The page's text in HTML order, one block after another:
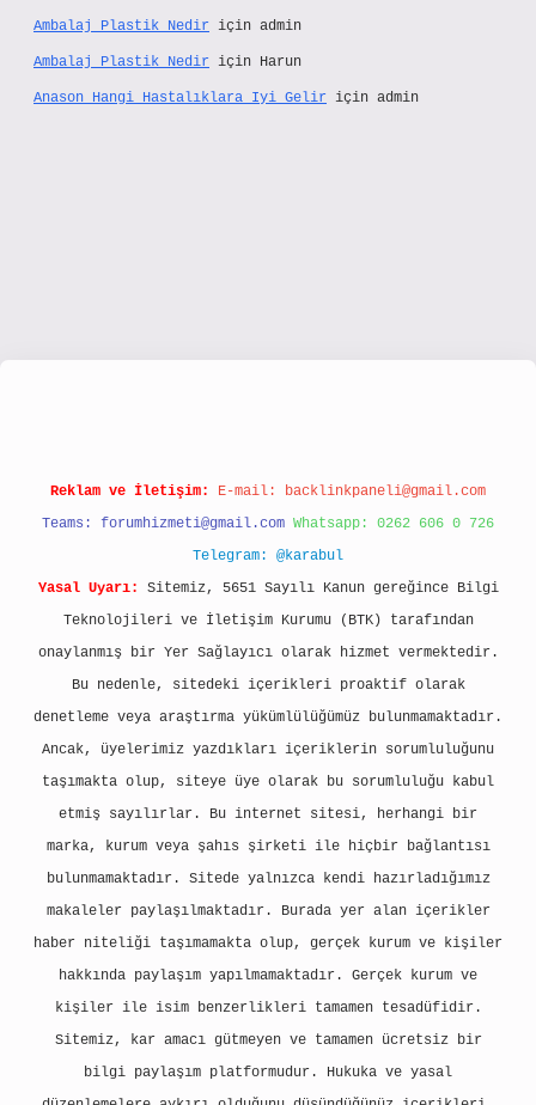
Ambalaj Plastik Nedir için admin
Ambalaj Plastik Nedir için Harun
Anason Hangi Hastalıklara Iyi Gelir için admin
Reklam ve İletişim: E-mail: backlinkpaneli@gmail.com
Teams: forumhizmeti@gmail.com Whatsapp: 0262 606 0 726
Telegram: @karabul
Yasal Uyarı:
Sitemiz, 5651 Sayılı Kanun gereğince Bilgi
Teknolojileri ve İletişim Kurumu (BTK) tarafından
onaylanmış bir Yer Sağlayıcı olarak hizmet vermektedir.
Bu nedenle, sitedeki içerikleri proaktif olarak
denetleme veya araştırma yükümlülüğümüz bulunmamaktadır.
Ancak, üyelerimiz yazdıkları içeriklerin sorumluluğunu
taşımakta olup, siteye üye olarak bu sorumluluğu kabul
etmiş sayılırlar. Bu internet sitesi, herhangi bir
marka, kurum veya şahıs şirketi ile hiçbir bağlantısı
bulunmamaktadır. Sitede yalnızca kendi hazırladığımız
makaleler paylaşılmaktadır. Burada yer alan içerikler
haber niteliği taşımamakta olup, gerçek kurum ve kişiler
hakkında paylaşım yapılmamaktadır. Gerçek kurum ve
kişiler ile isim benzerlikleri tamamen tesadüfidir.
Sitemiz, kar amacı gütmeyen ve tamamen ücretsiz bir
bilgi paylaşım platformudur. Hukuka ve yasal